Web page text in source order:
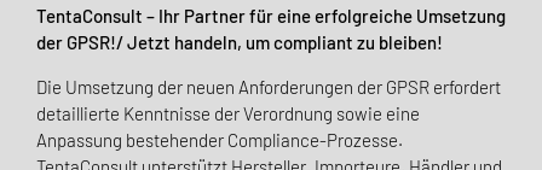
TentaConsult – Ihr Partner für eine erfolgreiche Umsetzung
der GPSR!/ Jetzt handeln, um compliant zu bleiben!
Die Umsetzung der neuen Anforderungen der GPSR erfordert
detaillierte Kenntnisse der Verordnung sowie eine
Anpassung bestehender Compliance-Prozesse.